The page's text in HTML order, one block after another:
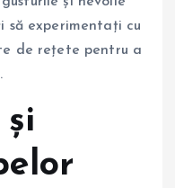
să experimentați cu
de rețete pentru a